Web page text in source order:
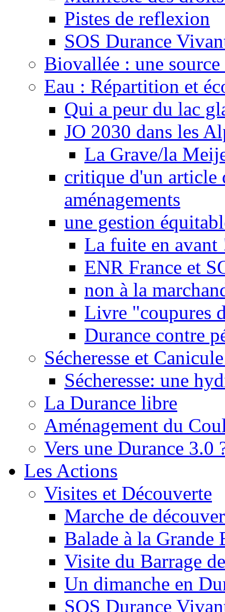
Pistes de reflexion
SOS Durance
Biovallée : une
Eau : Répartition et
Qui a peur du lac
JO 2030 dans les
La Grave/la
critique d'un article
aménagements
une gestion
La fuite en avant
ENR France et
non à la
Livre "coupures
Durance contre
Sécheresse et
Sécheresse: une
La Durance libre
Aménagement du
Vers une Durance 3.0
Les Actions
Visites et Découverte
Marche de
Balade à la Grande
Visite du Barrage
Un dimanche en
SOS Durance